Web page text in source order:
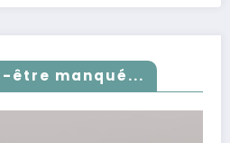
être manqué...